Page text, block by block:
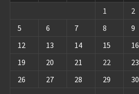
1 2
5
6 7 8 9
12
13 14 15 16
19
20 21 22 23
26
27 28 29 30